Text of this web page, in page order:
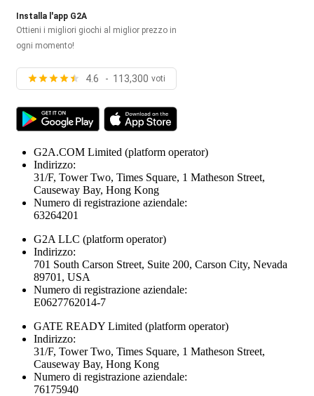
Installa l'app G2A
Ottieni i migliori giochi al miglior prezzo in
ogni momento!
4.6 - 113,300 voti
G2A.COM Limited (platform operator)
Indirizzo:
31/F, Tower Two, Times Square, 1 Matheson Street,
Causeway Bay, Hong Kong
Numero di registrazione aziendale:
63264201
G2A LLC (platform operator)
Indirizzo:
701 South Carson Street, Suite 200, Carson City, Nevada
89701, USA
Numero di registrazione aziendale:
E0627762014-7
GATE READY Limited (platform operator)
Indirizzo:
31/F, Tower Two, Times Square, 1 Matheson Street,
Causeway Bay, Hong Kong
Numero di registrazione aziendale:
76175940